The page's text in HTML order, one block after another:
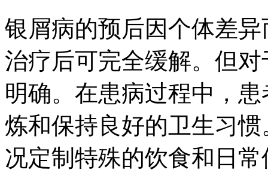
银屑病的预后因个体差
治疗后可完全缓解。但
明确。在患病过程中，
炼和保持良好的卫生习
况定制特殊的饮食和日